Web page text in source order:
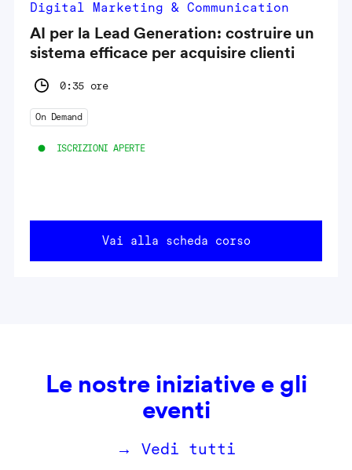
Digital Marketing & Communication
AI per la Lead Generation: costruire un
sistema efficace per acquisire clienti
0:35 ore
On Demand
ISCRIZIONI APERTE
Vai alla scheda corso
Le nostre iniziative e gli
eventi
→ Vedi tutti